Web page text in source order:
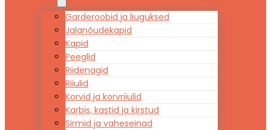
Garderoobid ja liuguksed
Jalanõudekapid
Kapid
Peeglid
Riidenagid
Riiulid
Korvid ja korvriiulid
Karbis, kastid ja kirstud
Sirmid ja vaheseinad